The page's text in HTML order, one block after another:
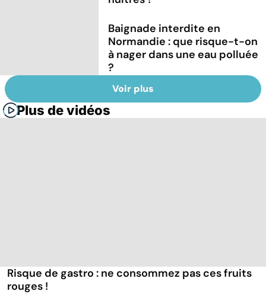
Baignade interdite en
Normandie : que risque-t-on
à nager dans une eau polluée
?
Voir plus
Plus de vidéos
Risque de gastro : ne consommez pas ces fruits
rouges !